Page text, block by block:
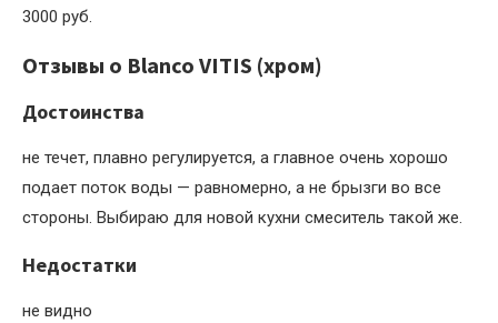
3000 руб.
Отзывы о Blanco VITIS (хром)
Достоинства
не течет, плавно регулируется, а главное очень хорошо
подает поток воды — равномерно, а не брызги во все
стороны. Выбираю для новой кухни смеситель такой же.
Недостатки
не видно